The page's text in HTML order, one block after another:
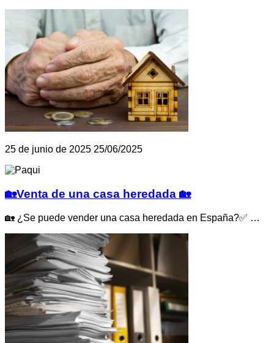
25 de junio de 2025 25/06/2025
🏡Venta de una casa heredada 🏡
🏡 ¿Se puede vender una casa heredada en España?✅ …